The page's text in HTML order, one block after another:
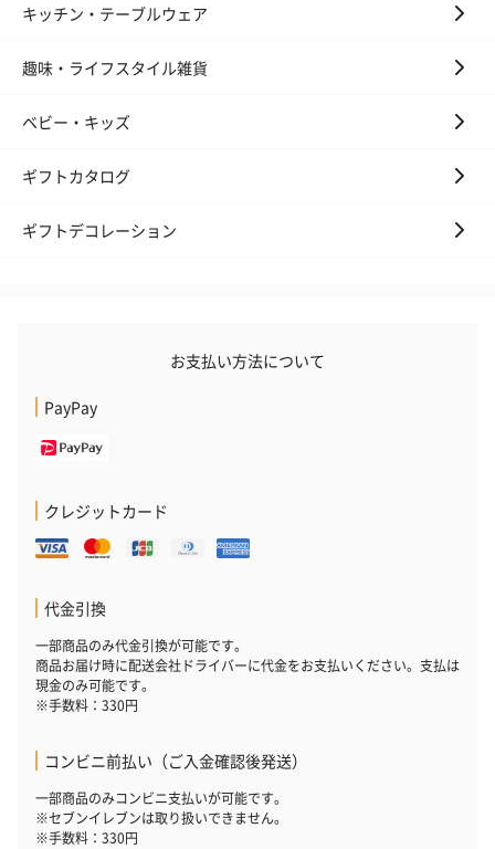
アールグレイ（HAPPY
（660円）
アールグレイティー
フルーツティ
ゼリーバウム カット
（レモン＆紅茶）（432
（バナナ味）（540円）
スキンケアグッズ
スキンケアグッズを同梱してお届けします。
キッチン・テーブルウェア
趣味・ライフスタイル雑貨
ベビー・キッズ
ギフトカタログ
ギフトデコレーション
お支払い方法について
PayPay
クレジットカード
代金引換
一部商品のみ代金引換が可能です。
商品お届け時に配送会社ドライバーに代金をお支払いください。支払は
現金のみ可能です。
※手数料：330円
コンビニ前払い（ご入金確認後発送）
一部商品のみコンビニ支払いが可能です。
※セブンイレブンは取り扱いできません。
※手数料：330円